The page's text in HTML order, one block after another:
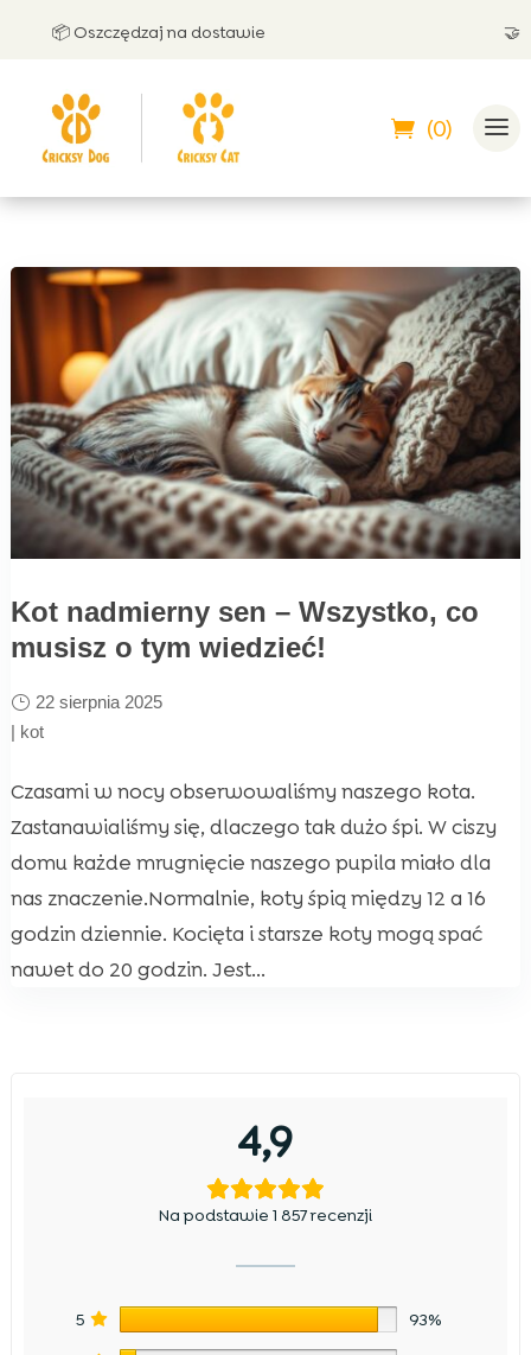
📦 Oszczędzaj na dostawie 🤝
(0)
Kot nadmierny sen – Wszystko, co
musisz o tym wiedzieć!
22 sierpnia 2025
| kot
Czasami w nocy obserwowaliśmy naszego kota.
Zastanawialiśmy się, dlaczego tak dużo śpi. W ciszy
domu każde mrugnięcie naszego pupila miało dla
nas znaczenie.Normalnie, koty śpią między 12 a 16
godzin dziennie. Kocięta i starsze koty mogą spać
nawet do 20 godzin. Jest...
4,9
Na podstawie 1 857 recenzji
5 93%